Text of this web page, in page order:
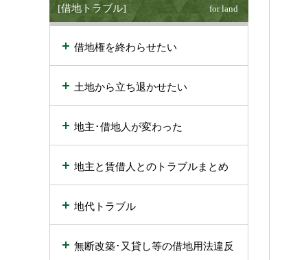
[借地トラブル] for land
借地権を終わらせたい
土地から立ち退かせたい
地主･借地人が変わった
地主と賃借人とのトラブルまとめ
地代トラブル
無断改築･又貸し等の借地用法違反